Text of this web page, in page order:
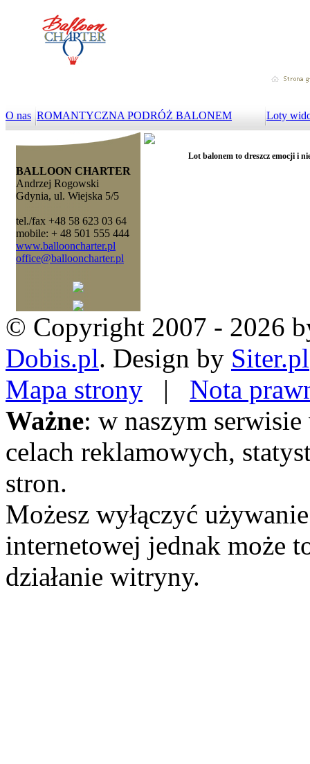
O nas ROMANTYCZNA PODRÓŻ BALONEM Loty
BALLOON CHARTER
Andrzej Rogowski
Gdynia, ul. Wiejska 5/5
tel./fax +48 58 623 03 64
mobile: + 48 501 555 444
www.ballooncharter.pl
office@ballooncharter.pl
Lot balonem to dreszcz emocji i
© Copyright 2007 - 2026
Dobis.pl. Design by Siter.pl
Mapa strony | Nota
Ważne: w naszym
celach reklamowych,
stron.
Możesz wyłączyć
internetowej jednak może
działanie witryny.